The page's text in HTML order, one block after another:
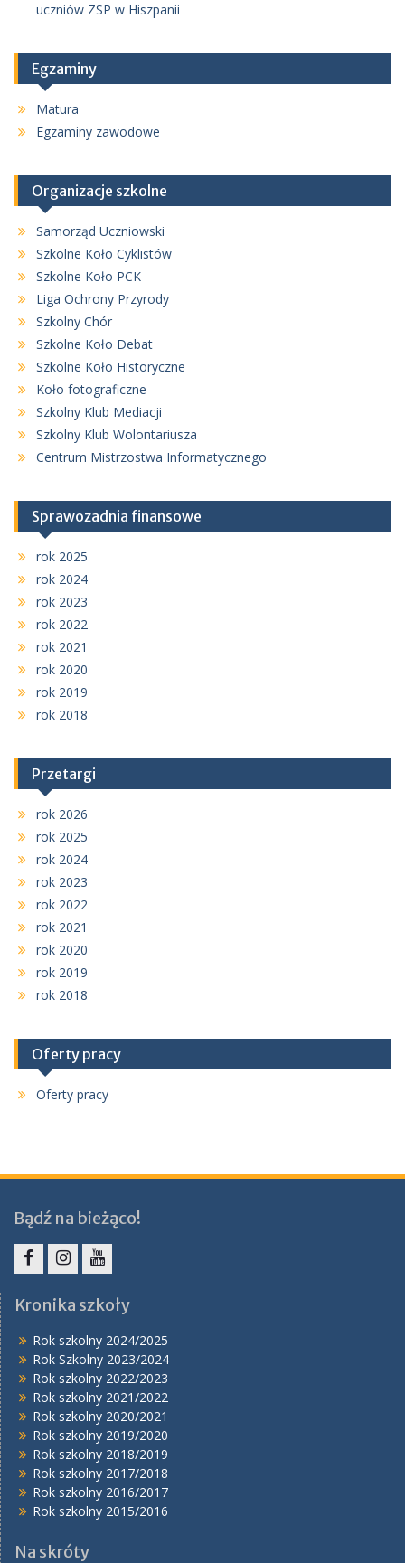
uczniów ZSP w Hiszpanii
Egzaminy
Matura
Egzaminy zawodowe
Organizacje szkolne
Samorząd Uczniowski
Szkolne Koło Cyklistów
Szkolne Koło PCK
Liga Ochrony Przyrody
Szkolny Chór
Szkolne Koło Debat
Szkolne Koło Historyczne
Koło fotograficzne
Szkolny Klub Mediacji
Szkolny Klub Wolontariusza
Centrum Mistrzostwa Informatycznego
Sprawozadnia finansowe
rok 2025
rok 2024
rok 2023
rok 2022
rok 2021
rok 2020
rok 2019
rok 2018
Przetargi
rok 2026
rok 2025
rok 2024
rok 2023
rok 2022
rok 2021
rok 2020
rok 2019
rok 2018
Oferty pracy
Oferty pracy
Bądź na bieżąco!
Kronika szkoły
Rok szkolny 2024/2025
Rok Szkolny 2023/2024
Rok szkolny 2022/2023
Rok szkolny 2021/2022
Rok szkolny 2020/2021
Rok szkolny 2019/2020
Rok szkolny 2018/2019
Rok szkolny 2017/2018
Rok szkolny 2016/2017
Rok szkolny 2015/2016
Na skróty